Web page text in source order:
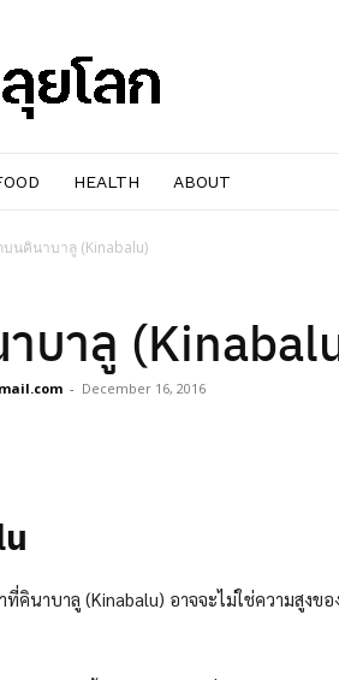
ะลุย
ลก
HEALTH ABOUT
นคินาบาลู (Kinabalu)
บาลู
- December 16, 2016
ที่คินาบาลู (Kinabalu) อาจจะไม่ใช่ความสูงข